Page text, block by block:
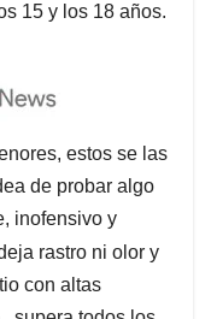
15 y los 18 años.
estos se las
de probar algo
inofensivo y
rastro ni olor y
con altas